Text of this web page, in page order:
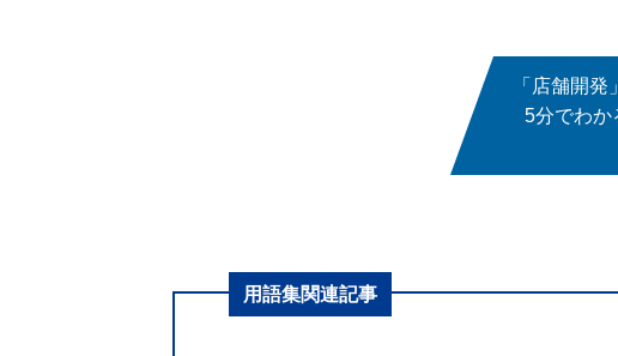
「店舗開
5分でわか
用語集関連記事